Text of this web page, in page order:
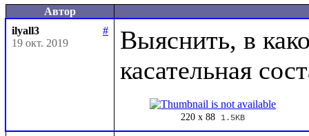
Автор
ilyall3
#
19 окт. 2019
Выяснить, в
220 x 88 1.5KB